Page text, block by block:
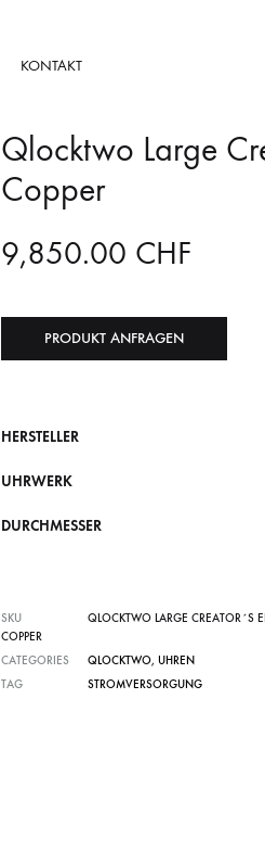
KONTAKT
Qlocktwo Large
Copper
9,850.00 CHF
PRODUKT ANFRAGEN
HERSTELLER
UHRWERK
DURCHMESSER
SKU
QLOCKTWO LARGE CREATOR´S
COPPER
CATEGORIES
QLOCKTWO, UHREN
TAG
STROMVERSORGUNG